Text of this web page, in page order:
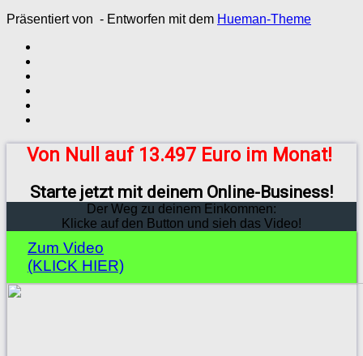
Präsentiert von - Entworfen mit dem Hueman-Theme
Von Null auf 13.497 Euro im Monat!
Starte jetzt mit deinem Online-Business!
Der Weg zu deinem Einkommen:
Klicke auf den Button und sieh das Video!
Zum Video
(KLICK HIER)